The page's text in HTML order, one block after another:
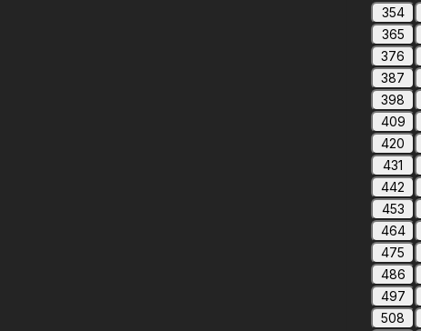
354
365
376
387
398
409
420
431
442
453
464
475
486
497
508